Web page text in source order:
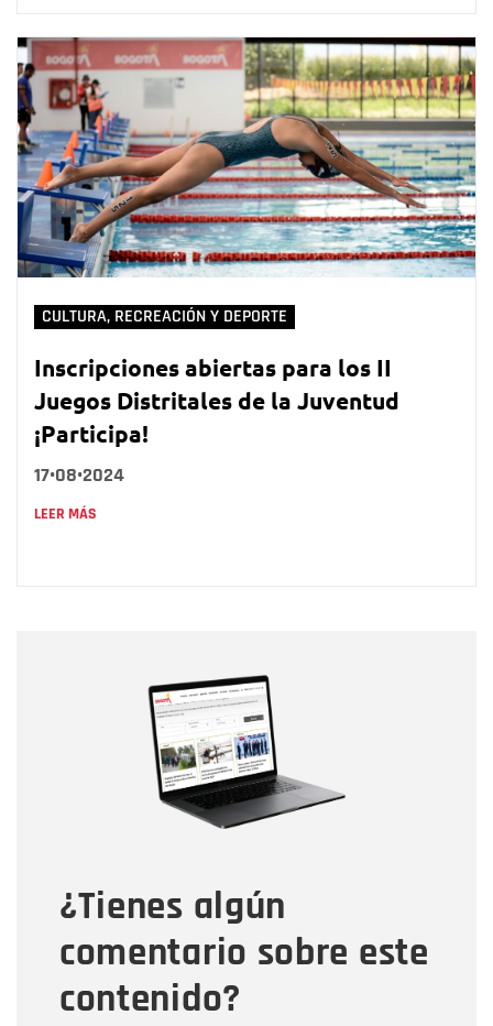
CULTURA, RECREACIÓN Y DEPORTE
Inscripciones abiertas para los II
Juegos Distritales de la Juventud
¡Participa!
17•08•2024
LEER MÁS
¿Tienes algún
comentario sobre este
contenido?
Correo electrónico
Tipo de comentario
Mensaje